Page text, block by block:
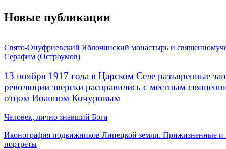
Новые публикации
Свято-Онуфриевский Яблочинский монастырь и
Серафим (Остроумов)
13 ноября 1917 года в Царском Селе разъяренные
революции зверски расправились с местным
отцом Иоанном Кочуровым
Человек, лично знавший Бога
Иконография подвижников Липецкой земли. Прижизненные и
портреты